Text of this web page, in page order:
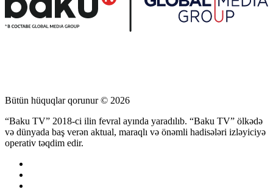
Bütün hüquqlar qorunur © 2026
“Baku TV” 2018-ci ilin fevral ayında yaradılıb. “Baku TV” ölkədə
və dünyada baş verən aktual, maraqlı və önəmli hadisələri izləyiciyə
operativ təqdim edir.